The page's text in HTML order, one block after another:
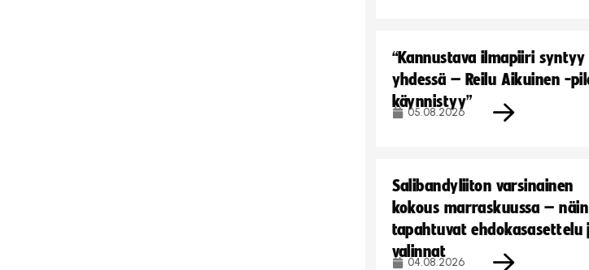
“Kannustava ilmapiiri syntyy
yhdessä – Reilu Aikuinen -
käynnistyy”
05.08.2026
Salibandyliiton varsinainen
kokous marraskuussa – näin
tapahtuvat ehdokasasettelu
valinnat
04.08.2026